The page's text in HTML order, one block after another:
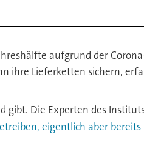
aufgrund der
ihre Lieferketten sichern,
Die Experten des
eigentlich aber bereits